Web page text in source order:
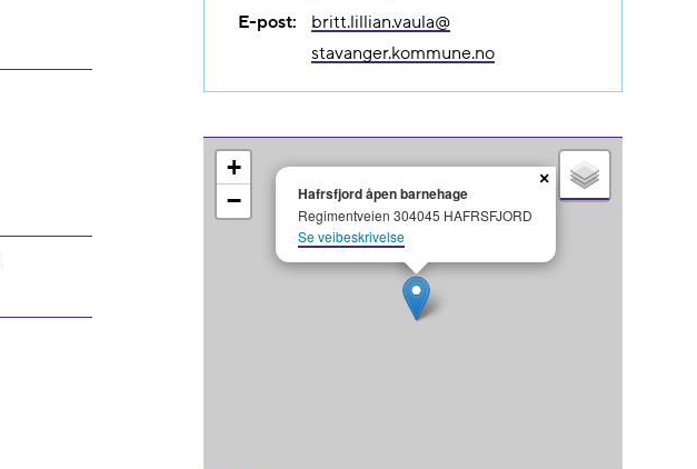
E-post:
britt.lillian.vaula@​
stavanger.kommune.no
Hafrsfjord åpen barnehage
Regimentveien 304045 HAFRSFJORD
Se veibeskrivelse
×
+
−